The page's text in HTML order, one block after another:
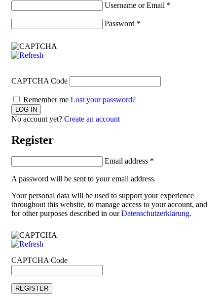
Username or Email *
Password *
CAPTCHA Code
Remember me Lost your password?
No account yet? Create an account
Register
Email address *
A password will be sent to your email address.
Your personal data will be used to support your experience
throughout this website, to manage access to your account, and
for other purposes described in ourDatenschutzerklärung.
CAPTCHA Code
REGISTER